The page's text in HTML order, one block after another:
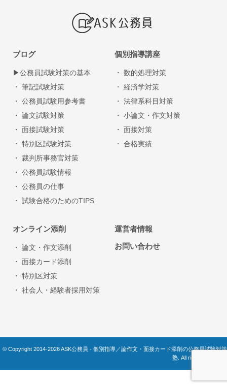
ブログ
▶︎公務員試験対策の基本
・ 筆記試験対策
・ 公務員試験用参考書
・ 論文試験対策
・ 面接試験対策
・ 特別区試験対策
・ 裁判所事務官対策
・ 公務員試験情報
・ 公務員の仕事
・ 試験合格のためのTIPS
個別指導講座
・ 数的処理対策
・ 経済学対策
・ 法律系科目対策
・ 小論文・作文対策
・ 面接対策
・ 合格実績
オンライン添削
・ 論文・作文添削
・ 面接カード添削
・ 特別区対策
・ 社会人・経験者採用対策
運営者情報
お問い合わせ
© Copyright 2014-2026 ASK公務員 - 個別指導／論作文・面接カード添削の公務員試験対策
塾. All rights reserved.